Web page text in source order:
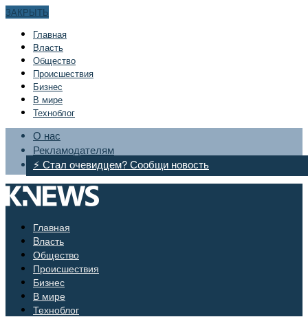
ЗАКРЫТЬ
Главная
Bласть
Общество
Происшествия
Бизнес
В мире
Техноблог
О нас
Рекламодателям
⚡ Стал очевидцем? Сообщи новость
Главная
Bласть
Общество
Происшествия
Бизнес
В мире
Техноблог